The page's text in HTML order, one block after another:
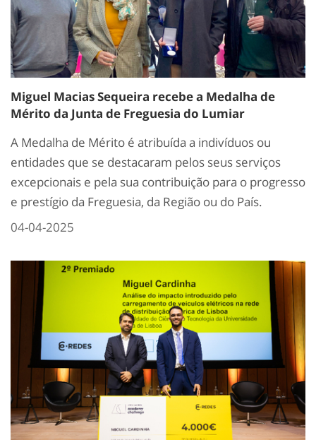
Miguel Macias Sequeira recebe a Medalha de
Mérito da Junta de Freguesia do Lumiar
A Medalha de Mérito é atribuída a indivíduos ou
entidades que se destacaram pelos seus serviços
excepcionais e pela sua contribuição para o progresso
e prestígio da Freguesia, da Região ou do País.
04-04-2025